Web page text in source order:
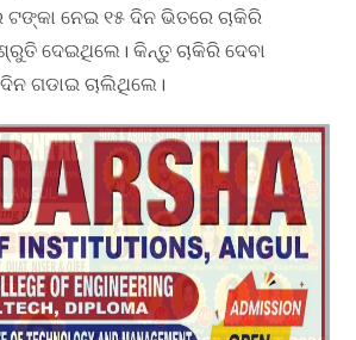
ଟଙ୍କା ନେଇ ୧୫ ଦିନ ଭିତରେ ଚାକିରି
ଦେଇଥିଲେ। କିନ୍ତୁ ଚାକିରି ଦେବା
ଗଡାଇ ଚାଲିଥିଲେ।